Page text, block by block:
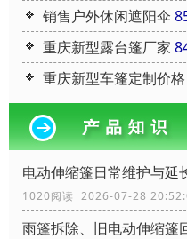
销售户外休闲遮阳伞
重庆新型露台篷厂家
重庆新型车篷定制价格
电动伸缩篷日常维护与延
1020阅读 2026-07-28
雨篷拆除、旧电动伸缩篷